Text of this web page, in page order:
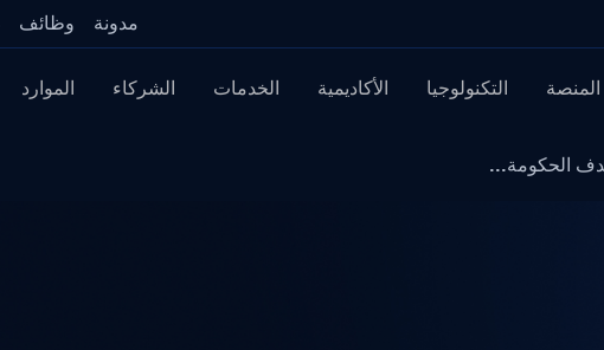
مدونة وظائف
المنصة التكنولوجيا الأكاديمية الخدمات الشركاء الموارد
الحكومة...